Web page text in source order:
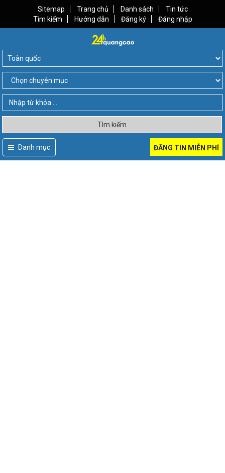
Sitemap Trang chủ Danh sách
Tin tức
Tìm kiếm
Hướng dẫn Đăng ký Đăng nhập
Tìm kiếm
Danh mục ĐĂNG TIN MIỄN PHÍ